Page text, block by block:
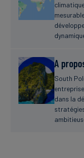
A
South
dans la